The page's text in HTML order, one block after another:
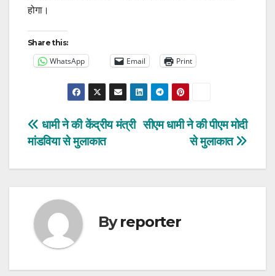
होगा।
Share this:
WhatsApp Email Print
Post
navigation
सीएम धामी ने की पीएम मोदी
से मुलाकात
धामी ने की केंद्रीय मंत्री
मांडविया से मुलाकात
Byreporter